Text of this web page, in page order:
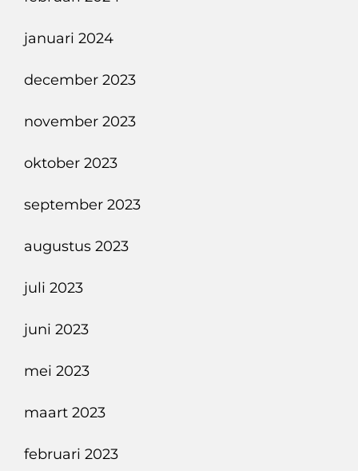
januari 2024
december 2023
november 2023
oktober 2023
september 2023
augustus 2023
juli 2023
juni 2023
mei 2023
maart 2023
februari 2023